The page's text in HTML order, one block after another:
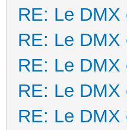
RE: Le DMX
RE: Le DMX
RE: Le DMX
RE: Le DMX
RE: Le DMX